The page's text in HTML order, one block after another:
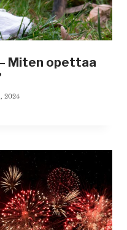
Miten opettaa
2024